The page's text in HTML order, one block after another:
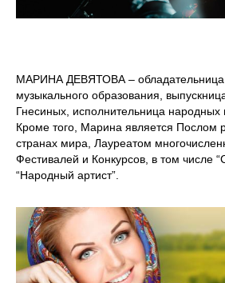
МАРИНА ДЕВЯТОВА – обладательница
музыкального образования,
Гнесиных, исполнительница народных
Кроме того, Марина является Послом
странах мира, Лауреатом
Фестивалей и Конкурсов, в том числе
“Народный артист”.